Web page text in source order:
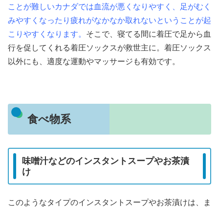
ことが難しいカナダでは血流が悪くなりやすく、足がむく
みやすくなったり疲れがなかなか取れないということが起
こりやすくなります。 そこで、寝てる間に着圧で足から血
行を促してくれる着圧ソックスが救世主に。着圧ソックス
以外にも、適度な運動やマッサージも有効です。
食べ物系
味噌汁などのインスタントスープやお茶漬
け
このようなタイプのインスタントスープやお茶漬けは、ま